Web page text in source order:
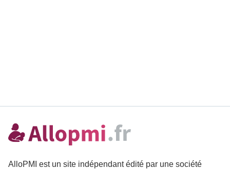
AlloPMI est un site indépendant édité par une société